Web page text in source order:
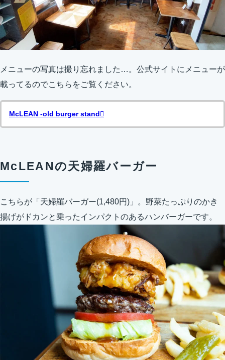
メニューの写真は撮り忘れました…。公式サイトにメニューが
載ってるのでこちらをご覧ください。
McLEAN -old burger stand
McLEANの天婦羅バーガー
こちらが「天婦羅バーガー(1,480円)」。野菜たっぷりのかき
揚げがドカンと乗ったインパクトのあるハンバーガーです。